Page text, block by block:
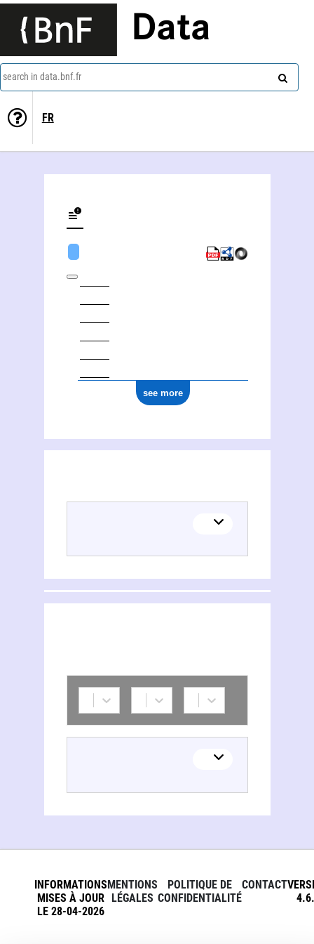
Data
search in data.bnf.fr
FR
see more
INFORMATIONS
MISES À JOUR
LE 28-04-2026
MENTIONS
LÉGALES
POLITIQUE DE
CONFIDENTIALITÉ
CONTACT